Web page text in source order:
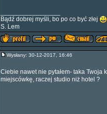
Bądź dobrej myśli, bo po co być złej
S. Lem
Wysłany: 30-12-2017, 16:46
Ciebie nawet nie pytałem- taka Twoja
miejscówkę, raczej studio niż hotel ?